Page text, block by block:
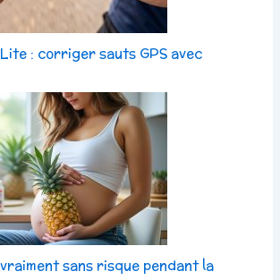
: corriger sauts GPS avec
sans risque pendant la